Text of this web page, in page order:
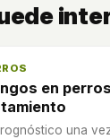
en
una